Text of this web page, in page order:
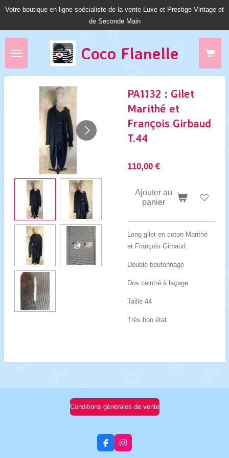
Passer
Coco Flanelle
Votre boutique en ligne spécialiste de la vente Luxe et Prestige Vintage et
de Seconde Main
PA1132 : Gilet
Marithé et
François Girbaud
T.44
110,00 €
Ajouter au
panier
Long gilet en coton Marithé
et François Girbaud
Double boutonnage
Dos ceintré à laçage
Taille 44
Très bon état
Conditions générales de vente
F
a
I
n